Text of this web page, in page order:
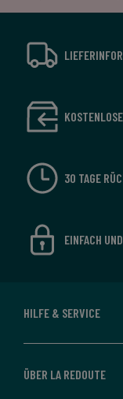
30 TAGE
EINFACH
HILFE & SERVICE
ÜBER LA REDOUTE